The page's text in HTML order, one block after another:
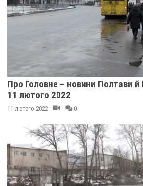
Про Головне – новини Полтави
11 лютого 2022
11 лютого 2022 0